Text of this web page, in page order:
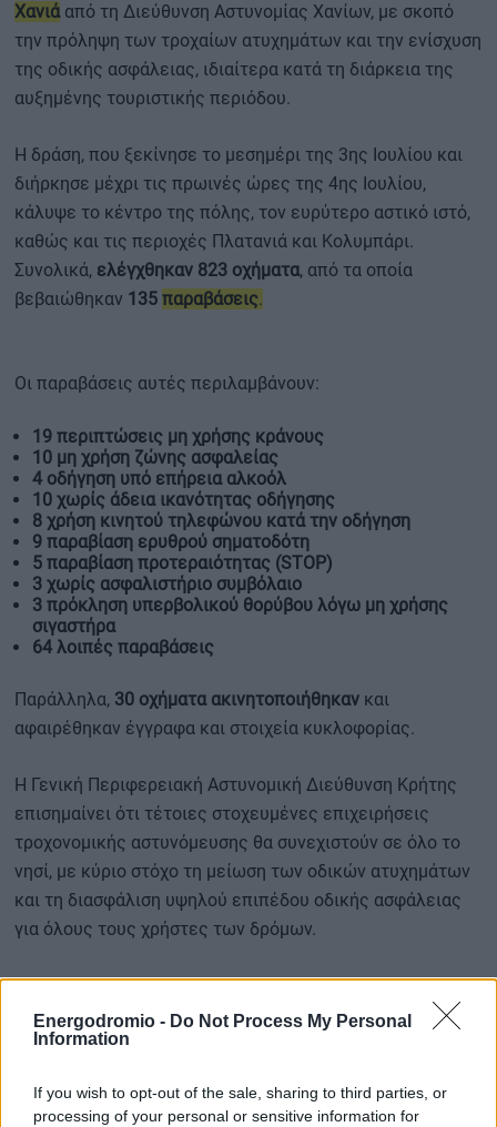
Energodromio - Do Not Process My Personal
Information
If you wish to opt-out of the sale, sharing to third parties, or
processing of your personal or sensitive information for
Χανιάαπό τη Διεύθυνση Αστυνομίας Χανίων, με σκοπό
την πρόληψη των τροχαίων ατυχημάτων και την ενίσχυση
της οδικής ασφάλειας, ιδιαίτερα κατά τη διάρκεια της
αυξημένης τουριστικής περιόδου.
Η δράση, που ξεκίνησε το μεσημέρι της 3ης Ιουλίου και
διήρκησε μέχρι τις πρωινές ώρες της 4ης Ιουλίου,
κάλυψε το κέντρο της πόλης, τον ευρύτερο αστικό ιστό,
καθώς και τις περιοχές Πλατανιά και Κολυμπάρι.
Συνολικά, ελέγχθηκαν 823 οχήματα, από τα οποία
βεβαιώθηκαν 135 παραβάσεις.
Οι παραβάσεις αυτές περιλαμβάνουν:
19 περιπτώσεις μη χρήσης κράνους
10 μη χρήση ζώνης ασφαλείας
4 οδήγηση υπό επήρεια αλκοόλ
10 χωρίς άδεια ικανότητας οδήγησης
8 χρήση κινητού τηλεφώνου κατά την οδήγηση
9 παραβίαση ερυθρού σηματοδότη
5 παραβίαση προτεραιότητας (STOP)
3 χωρίς ασφαλιστήριο συμβόλαιο
3 πρόκληση υπερβολικού θορύβου λόγω μη χρήσης
σιγαστήρα
64 λοιπές παραβάσεις
Παράλληλα, 30 οχήματα ακινητοποιήθηκαν και
αφαιρέθηκαν έγγραφα και στοιχεία κυκλοφορίας.
Η Γενική Περιφερειακή Αστυνομική Διεύθυνση Κρήτης
επισημαίνει ότι τέτοιες στοχευμένες επιχειρήσεις
τροχονομικής αστυνόμευσης θα συνεχιστούν σε όλο το
νησί, με κύριο στόχο τη μείωση των οδικών ατυχημάτων
και τη διασφάλιση υψηλού επιπέδου οδικής ασφάλειας
για όλους τους χρήστες των δρόμων.
Πανελλαδική Δράση «Μηδενική Ανοχή στη Μη Χρήση
Κράνους»
Υπενθυμίζεται ότι από την
1η Ιουλίου 2025 έχει τεθεί σε
ισχύ η πανελλαδική δράση της Ελληνικής Αστυνομίας με